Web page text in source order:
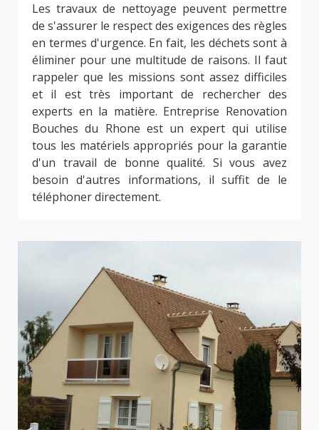
Les travaux de nettoyage peuvent permettre
de s'assurer le respect des exigences des règles
en termes d'urgence. En fait, les déchets sont à
éliminer pour une multitude de raisons. Il faut
rappeler que les missions sont assez difficiles
et il est très important de rechercher des
experts en la matière. Entreprise Renovation
Bouches du Rhone est un expert qui utilise
tous les matériels appropriés pour la garantie
d'un travail de bonne qualité. Si vous avez
besoin d'autres informations, il suffit de le
téléphoner directement.